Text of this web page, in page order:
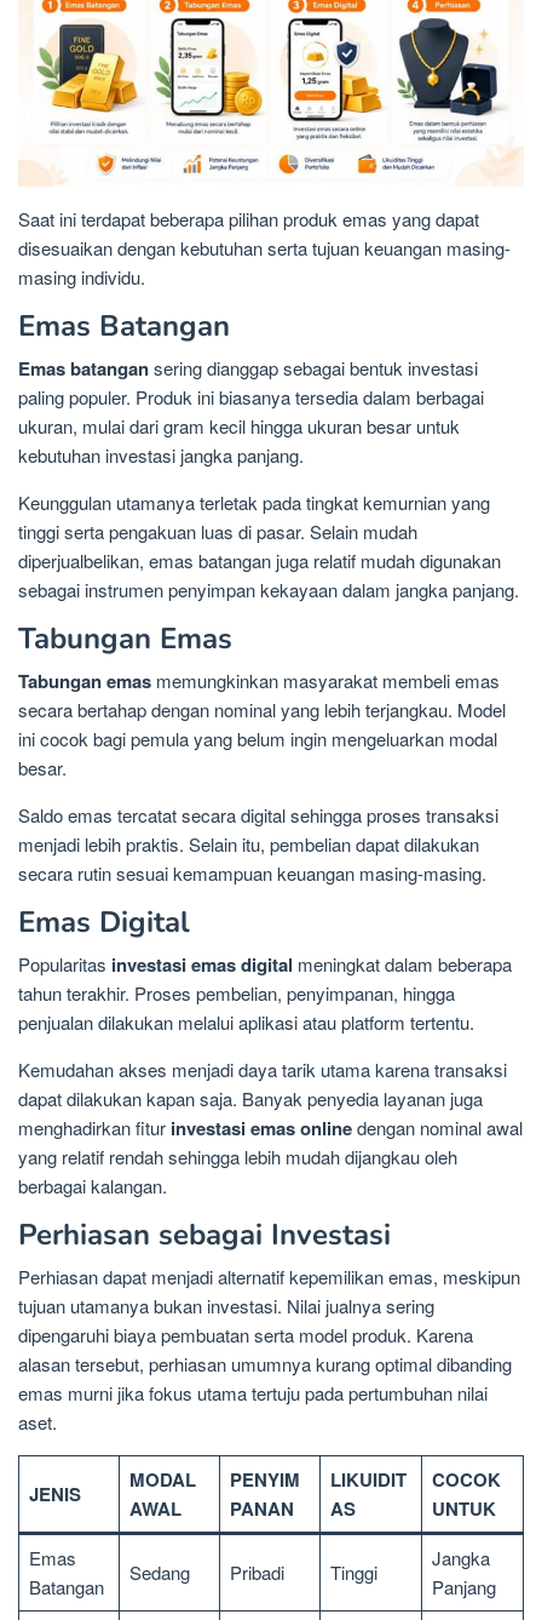
Saat ini terdapat beberapa pilihan produk emas yang dapat
disesuaikan dengan kebutuhan serta tujuan keuangan masing-
masing individu.
Emas Batangan
Emas batangansering dianggap sebagai bentuk investasi
paling populer. Produk ini biasanya tersedia dalam berbagai
ukuran, mulai dari gram kecil hingga ukuran besar untuk
kebutuhan investasi jangka panjang.
Keunggulan utamanya terletak pada tingkat kemurnian yang
tinggi serta pengakuan luas di pasar. Selain mudah
diperjualbelikan, emas batangan juga relatif mudah digunakan
sebagai instrumen penyimpan kekayaan dalam jangka panjang.
Tabungan Emas
Tabungan emas memungkinkan masyarakat membeli emas
secara bertahap dengan nominal yang lebih terjangkau. Model
ini cocok bagi pemula yang belum ingin mengeluarkan modal
besar.
Saldo emas tercatat secara digital sehingga proses transaksi
menjadi lebih praktis. Selain itu, pembelian dapat dilakukan
secara rutin sesuai kemampuan keuangan masing-masing.
Emas Digital
Popularitas investasi emas digital meningkat dalam beberapa
tahun terakhir. Proses pembelian, penyimpanan, hingga
penjualan dilakukan melalui aplikasi atau platform tertentu.
Kemudahan akses menjadi daya tarik utama karena transaksi
dapat dilakukan kapan saja. Banyak penyedia layanan juga
menghadirkan fitur investasi emas onlinedengan nominal awal
yang relatif rendah sehingga lebih mudah dijangkau oleh
berbagai kalangan.
Perhiasan sebagai Investasi
Perhiasan dapat menjadi alternatif kepemilikan emas, meskipun
tujuan utamanya bukan investasi. Nilai jualnya sering
dipengaruhi biaya pembuatan serta model produk. Karena
alasan tersebut, perhiasan umumnya kurang optimal dibanding
emas murni jika fokus utama tertuju pada pertumbuhan nilai
aset.
JENIS
MODAL
AWAL
PENYIM
PANAN
LIKUIDIT
AS
COCOK
UNTUK
Emas
Batangan
Sedang Pribadi Tinggi
Jangka
Panjang